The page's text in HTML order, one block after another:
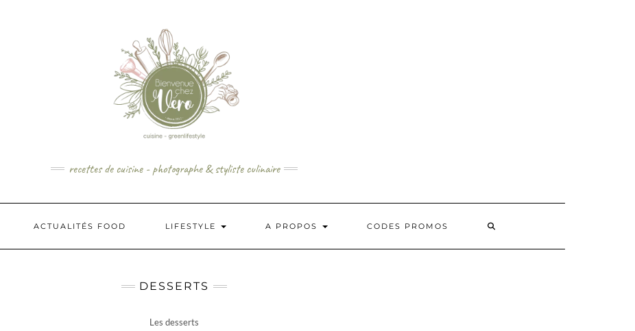
recettes de cuisine - photographe & styliste culinaire
ACTUALITÉS FOOD LIFESTYLE A PROPOS CODES PROMOS
DESSERTS
Les desserts